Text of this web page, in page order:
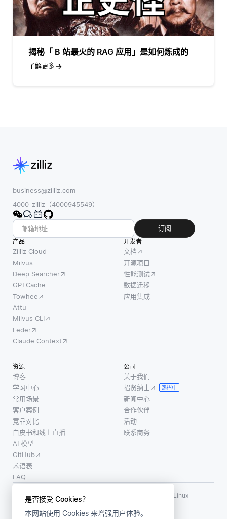
是否接受 Cookies？
本网站使用 Cookies 来增强用户体验。
揭秘「 B 站最火的 RAG 应用」是如何炼成的
了解更多
business@zilliz.com
4000-zilliz（4000945549）
订阅
产品
Zilliz Cloud
Milvus
Deep Searcher
GPTCache
Towhee
Attu
Milvus CLI
Feder
Claude Context
开发者
文档
开源项目
性能测试
数据迁移
应用集成
资源
博客
学习中心
常用场景
客户案例
竞品对比
白皮书和线上直播
AI 模型
GitHub
术语表
FAQ
公司
关于我们
招贤纳士
热招中
新闻中心
合作伙伴
活动
联系商务
使用条款
LF AI、LF AI & Data、Milvus，以及相关的开源项目名称为 Linux
Foundation 所有商标
版权所有 ©2026 上海赜睿信息科技有限公司保留所有权利